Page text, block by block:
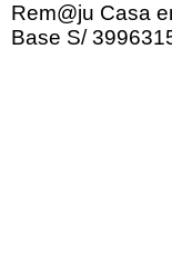
Rem@ju Casa
Base S/